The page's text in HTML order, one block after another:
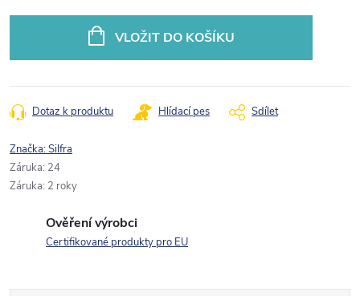
VLOŽIT DO KOŠÍKU
Dotaz k produktu Hlídací pes Sdílet
Značka:Silfra
Záruka: 24
Záruka: 2 roky
Ověření výrobci
Certifikované produkty pro EU